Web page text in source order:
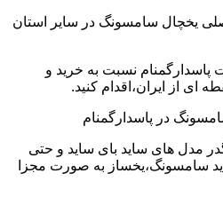
یخچال سامسونگ در سایر استان
پاسدارگمنام نسبت به خرید و
از ایران،اقدام کنید.
در پاسدارگمنام
مدل های ساید بای ساید و حتی
سامسونگ،یخساز به صورت مجزا